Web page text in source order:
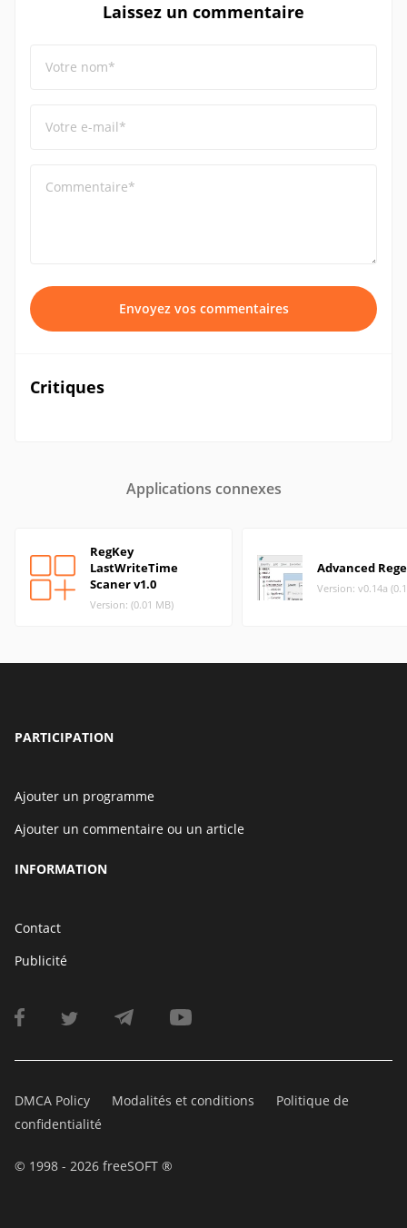
Laissez un commentaire
Votre nom*
Votre e-mail*
Commentaire*
Envoyez vos commentaires
Critiques
Applications connexes
RegKey
LastWriteTime
Scaner v1.0
Version: (0.01 MB)
Advanced
Version: v0.14a
PARTICIPATION
Ajouter un programme
Ajouter un commentaire ou un article
INFORMATION
Contact
Publicité
DMCA Policy Modalités et conditions
Politique de
confidentialité
© 1998 - 2026 freeSOFT ®